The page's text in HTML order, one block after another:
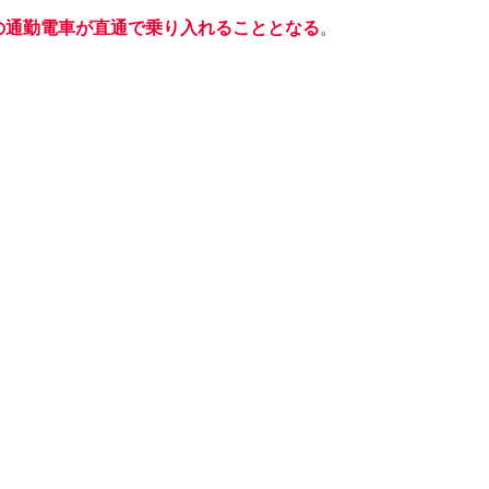
勤電車が直通で乗り入れることとなる。